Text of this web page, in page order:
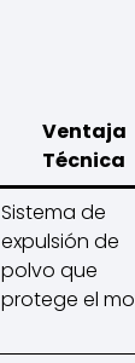
Ventaja
Técnica
Sistema de
expulsión de
polvo que
protege el